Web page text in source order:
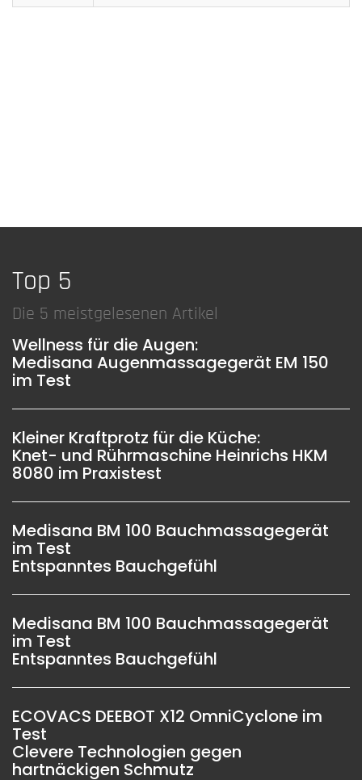
Top 5
Die 5 meistgelesenen Artikel
Wellness für die Augen:
Medisana Augenmassagegerät EM 150
im Test
Kleiner Kraftprotz für die Küche:
Knet- und Rührmaschine Heinrichs HKM
8080 im Praxistest
Medisana BM 100 Bauchmassagegerät
im Test
Entspanntes Bauchgefühl
Medisana BM 100 Bauchmassagegerät
im Test
Entspanntes Bauchgefühl
ECOVACS DEEBOT X12 OmniCyclone im
Test
Clevere Technologien gegen
hartnäckigen Schmutz